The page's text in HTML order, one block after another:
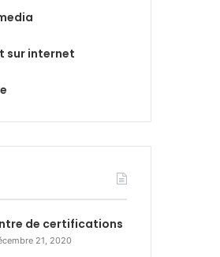
sur internet
de certifications
21, 2020